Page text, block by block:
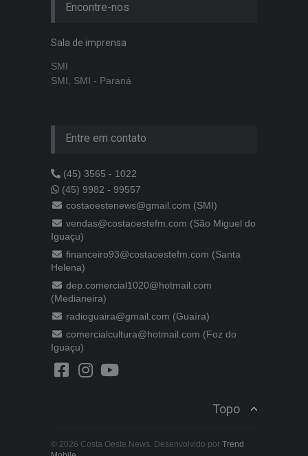
Encontre-nos
Sala de imprensa
SMI
SMI, SMI - Paraná
Entre em contato
(45) 3565 - 1022
(45) 9982 - 99557
costaoestenews@gmail.com (SMI)
vendas@costaoestefm.com (São Miguel do
Iguaçu)
financeiro93@costaoestefm.com (Santa
Helena)
dep.comercial1020@hotmail.com
(Medianeira)
radioguaira@gmail.com (Guaíra)
comercialcultura@hotmail.com (Foz do
Iguaçu)
Topo
© 2026 Costa Oeste News. Desenvolvido por Trend